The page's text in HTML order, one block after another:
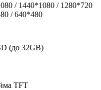
/ 1440*1080 / 1280*720
/ 640*480
(до 32GB)
TFT